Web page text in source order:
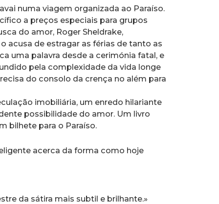
numa viagem organizada ao Paraíso.
a preços especiais para grupos
do amor, Roger Sheldrake,
acusa de estragar as férias de tanto as
uma palavra desde a cerimónia fatal, e
pela complexidade da vida longe
do consolo da crença no além para
imobiliária, um enredo hilariante
possibilidade do amor. Um livro
bilhete para o Paraíso.
acerca da forma como hoje
da sátira mais subtil e brilhante.»